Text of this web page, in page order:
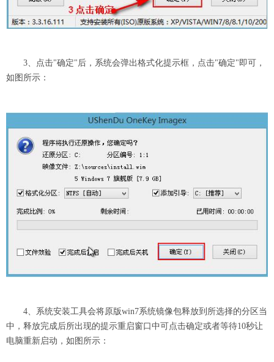
3、点击"确定"后，系统会弹出格式化提示框，点击"确定"即可，
如图所示：
4、系统安装工具会将原版win7系统镜像包释放到所选择的分区当
中，释放完成后所出现的提示重启窗口中可点击确定或者等待10秒让
电脑重新启动，如图所示：